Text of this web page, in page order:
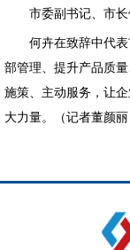
市委副书记、市
何卉在致辞中代
部管理、提升产品质
施策、主动服务，让
大力量。（记者董颜